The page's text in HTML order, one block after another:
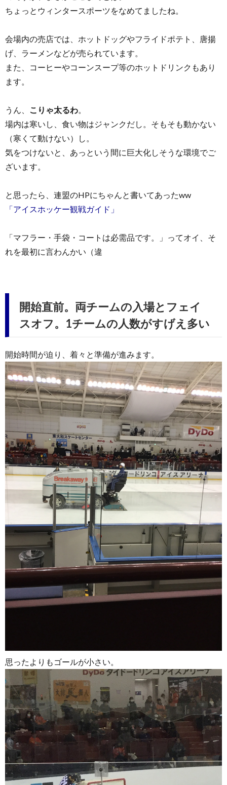
ちょっとウィンタースポーツをなめてましたね。
会場内の売店では、ホットドッグやフライドポテト、唐揚
げ、ラーメンなどが売られています。
また、コーヒーやコーンスープ等のホットドリンクもあり
ます。
うん、 こりゃ太るわ。
場内は寒いし、食い物はジャンクだし。そもそも動かない
（寒くて動けない）し。
気をつけないと、あっという間に巨大化しそうな環境でご
ざいます。
と思ったら、連盟のHPにちゃんと書いてあったww
「アイスホッケー観戦ガイド」
「マフラー・手袋・コートは必需品です。」ってオイ、そ
れを最初に言わんかい（違
開始直前。両チームの入場とフェイ
スオフ。1チームの人数がすげえ多い
開始時間が迫り、着々と準備が進みます。
思ったよりもゴールが小さい。